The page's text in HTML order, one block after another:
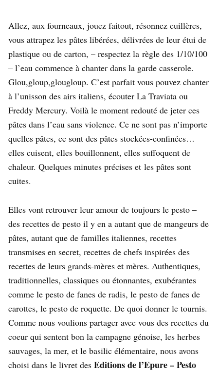
Allez, aux fourneaux, jouez faitout, résonnez cuillères,
vous attrapez les pâtes libérées, délivrées de leur étui de
plastique ou de carton, – respectez la règle des 1/10/100
– l’eau commence à chanter dans la garde casserole.
Glou,gloup,glougloup. C’est parfait vous pouvez chanter
à l’unisson des airs italiens, écouter La Traviata ou
Freddy Mercury. Voilà le moment redouté de jeter ces
pâtes dans l’eau sans violence. Ce ne sont pas n’importe
quelles pâtes, ce sont des pâtes stockées-confinées…
elles cuisent, elles bouillonnent, elles suffoquent de
chaleur. Quelques minutes précises et les pâtes sont
cuites.
Elles vont retrouver leur amour de toujours le pesto –
des recettes de pesto il y en a autant que de mangeurs de
pâtes, autant que de familles italiennes, recettes
transmises en secret, recettes de chefs inspirées des
recettes de leurs grands-mères et mères. Authentiques,
traditionnelles, classiques ou étonnantes, exubérantes
comme le pesto de fanes de radis, le pesto de fanes de
carottes, le pesto de roquette. De quoi donner le tournis.
Comme nous voulions partager avec vous des recettes du
coeur qui sentent bon la campagne génoise, les herbes
sauvages, la mer, et le basilic élémentaire, nous avons
choisi dans le livret des Editions de l’Epure – Pesto